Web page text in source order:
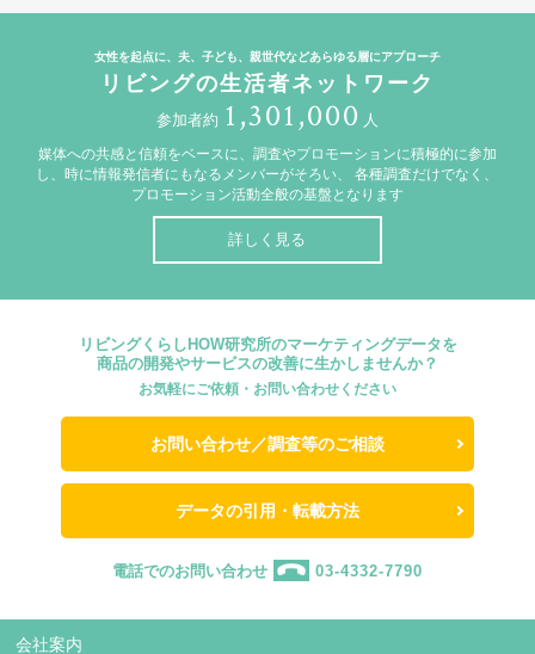
女性を起点に、夫、子ども、親世代などあらゆる層にアプローチ
リビングの生活者ネットワーク
参加者約 1,301,000 人
媒体への共感と信頼をベースに、調査やプロモーションに積極的に参加
し、時に情報発信者にもなるメンバーがそろい、
各種調査だけでなく、
プロモーション活動全般の基盤となります
詳しく見る
リビングくらしHOW研究所のマーケティングデータを
商品の開発やサービスの改善に生かしませんか？
お気軽にご依頼・お問い合わせください
お問い合わせ／調査等のご相談
データの引用・転載方法
電話でのお問い合わせ 03-4332-7790
会社案内